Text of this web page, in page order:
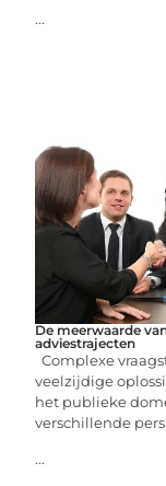
...
De meerwaarde
adviestrajecten
Complexe
veelzijdige
het publieke
verschillende
...